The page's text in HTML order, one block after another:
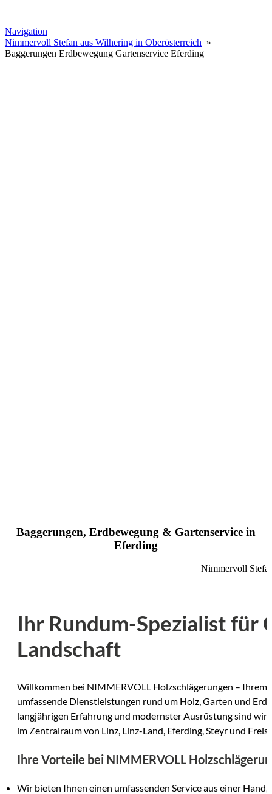
Navigation
Nimmervoll Stefan aus Wilhering in Oberösterreich »
Baggerungen Erdbewegung Gartenservice Eferding
Baggerungen, Erdbewegung & Gartenservice in
Eferding
Nimmervoll
Ihr Rundum-Spezialist für
Landschaft
Willkommen bei NIMMERVOLL Holzschlägerungen – Ihrem
umfassende Dienstleistungen rund um Holz, Garten und
langjährigen Erfahrung und modernster Ausrüstung sind wir
im Zentralraum von Linz, Linz-Land, Eferding, Steyr und
Ihre Vorteile bei NIMMERVOLL
Wir bieten Ihnen einen umfassenden Service aus einer